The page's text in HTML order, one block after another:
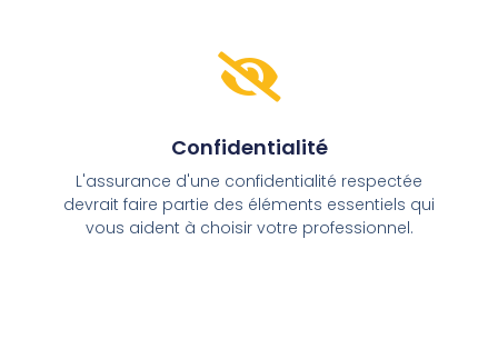
Confidentialité
L'assurance d'une confidentialité respectée
devrait faire partie des éléments essentiels qui
vous aident à choisir votre professionnel.